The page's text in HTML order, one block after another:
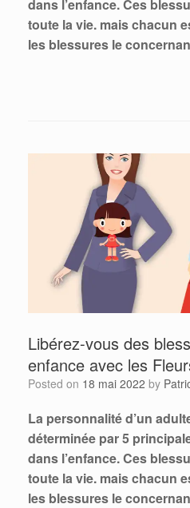
dans l’enfance. Ces
toute la vie. mais chacun
les blessures le
Libérez-vous des
enfance avec les
Posted on 18 mai 2022 by
La personnalité d’un
déterminée par 5
dans l’enfance. Ces
toute la vie. mais chacun
les blessures le